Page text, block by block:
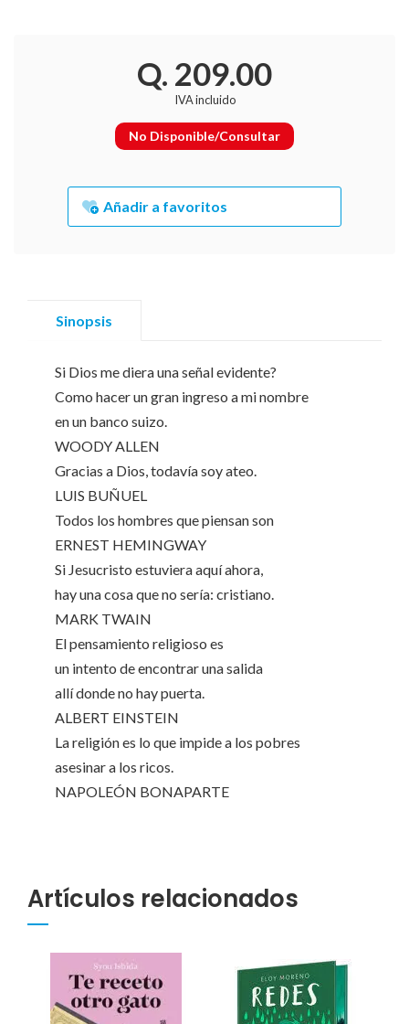
Q. 209.00
IVA incluido
No Disponible/Consultar
Añadir a favoritos
Sinopsis
Si Dios me diera una señal evidente?
Como hacer un gran ingreso a mi nombre
en un banco suizo.
WOODY ALLEN
Gracias a Dios, todavía soy ateo.
LUIS BUÑUEL
Todos los hombres que piensan son
ERNEST HEMINGWAY
Si Jesucristo estuviera aquí ahora,
hay una cosa que no sería: cristiano.
MARK TWAIN
El pensamiento religioso es
un intento de encontrar una salida
allí donde no hay puerta.
ALBERT EINSTEIN
La religión es lo que impide a los pobres
asesinar a los ricos.
NAPOLEÓN BONAPARTE
Artículos relacionados